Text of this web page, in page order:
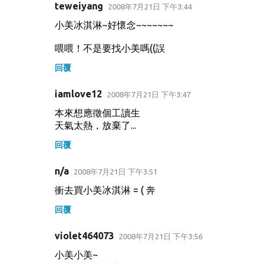
teweiyang 2008年7月21日 下午3:44
小美冰淇淋~好懷念~~~~~~~
喂喂！不是要找小美嗎((誤
回覆
iamlove12 2008年7月21日 下午3:47
本來想應徵個工讀生
天氣太熱，放棄了...
回覆
n/a 2008年7月21日 下午3:51
衝去買小美冰淇淋 = ( 奔
回覆
violet464073 2008年7月21日 下午3:56
小美小美~